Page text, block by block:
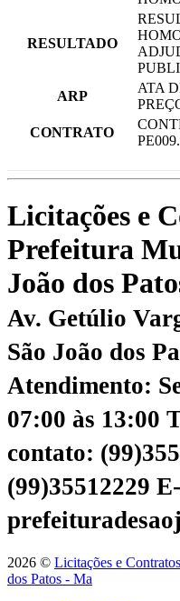
RESULTADO
ARP
ATA
CONTRATO
Licitações e
Prefeitura
João dos
Av. Getúlio
São João dos
Atendimento:
07:00 às 13:00
contato:
(99)35512229
2026 © Licitações e
dos Patos - Ma